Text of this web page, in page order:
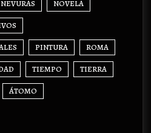
NEVURAS NOVELA
PINTURA ROMA
TIEMPO TIERRA
ÁTOMO